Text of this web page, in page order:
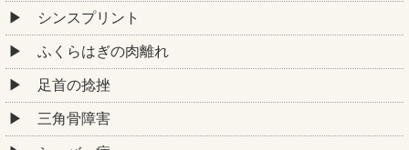
シンスプリント
ふくらはぎの肉離れ
足首の捻挫
三角骨障害